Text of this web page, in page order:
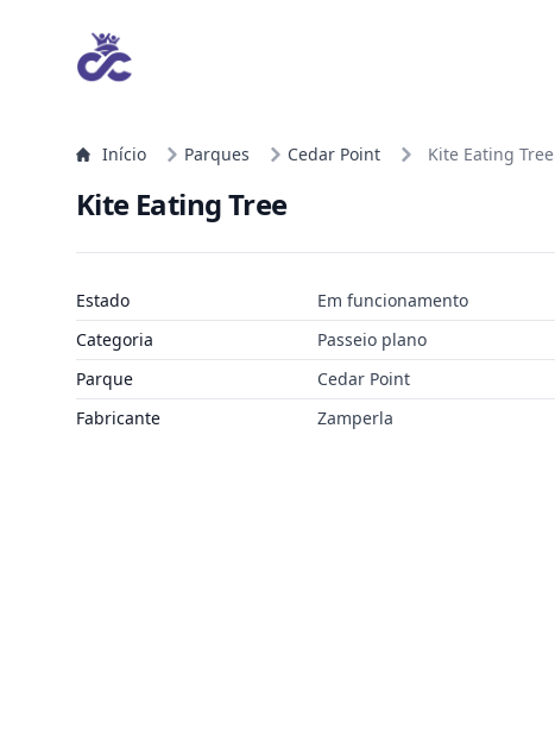
Início Parques Cedar Point Kite Eating Tree
Kite Eating Tree
Estado
Em funcionamento
Categoria
Passeio plano
Parque
Cedar Point
Fabricante
Zamperla